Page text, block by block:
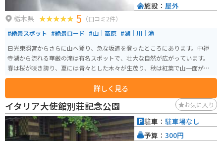
栃木県 5 （口コミ2件）
#絶景スポット #絶景ロード #山｜高原 #湖｜川｜滝
日光東照宮からさらに山へ登り、急な坂道を登ったところにあります。中禅
寺湖から流れる華厳の滝は有名スポットで、壮大な自然が広がっています。
春は桜が咲き誇り、夏には青々とした木々が生茂り、秋は紅葉で山一面が色
づき、四季折々の楽しみ方ができます。
詳しく見る
施設： 屋外
イタリア大使館別荘記念公園 お気に入り
駐車： 駐車場なし
予算： 300円